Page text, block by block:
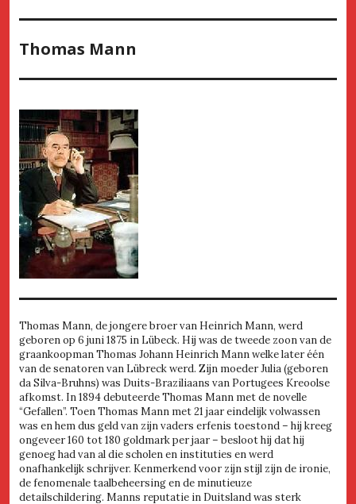
Thomas Mann
Thomas Mann, de jongere broer van Heinrich Mann, werd
geboren op 6 juni 1875 in Lübeck. Hij was de tweede zoon van de
graankoopman Thomas Johann Heinrich Mann welke later één
van de senatoren van Lübreck werd. Zijn moeder Julia (geboren
da Silva-Bruhns) was Duits-Braziliaans van Portugees Kreoolse
afkomst. In 1894 debuteerde Thomas Mann met de novelle
“Gefallen”. Toen Thomas Mann met 21 jaar eindelijk volwassen
was en hem dus geld van zijn vaders erfenis toestond – hij kreeg
ongeveer 160 tot 180 goldmark per jaar – besloot hij dat hij
genoeg had van al die scholen en instituties en werd
onafhankelijk schrijver. Kenmerkend voor zijn stijl zijn de ironie,
de fenomenale taalbeheersing en de minutieuze
detailschildering. Manns reputatie in Duitsland was sterk